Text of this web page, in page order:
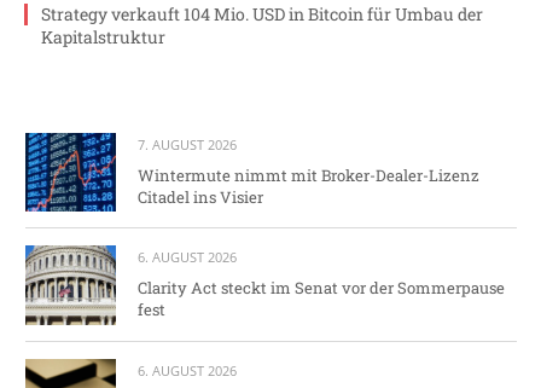
Strategy verkauft 104 Mio. USD in Bitcoin für Umbau der
Kapitalstruktur
7. AUGUST 2026
Wintermute nimmt mit Broker-Dealer-Lizenz
Citadel ins Visier
6. AUGUST 2026
Clarity Act steckt im Senat vor der Sommerpause
fest
6. AUGUST 2026